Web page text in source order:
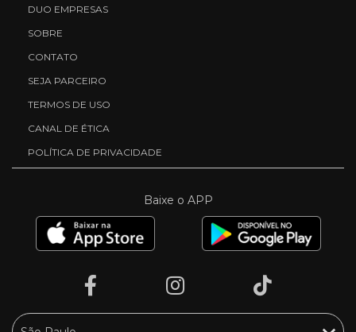
DUO EMPRESAS
SOBRE
CONTATO
SEJA PARCEIRO
TERMOS DE USO
CANAL DE ÉTICA
POLÍTICA DE PRIVACIDADE
Baixe o APP